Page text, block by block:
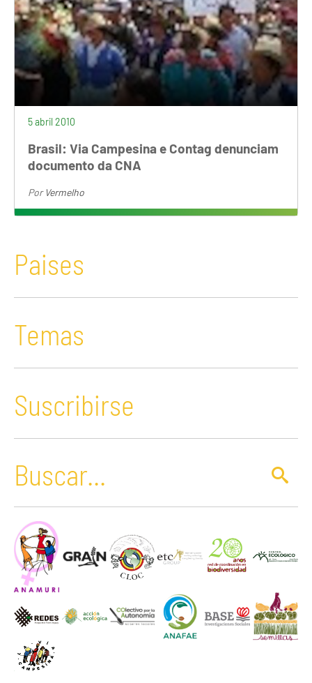
5 abril 2010
Brasil: Via Campesina e Contag denunciam
documento da CNA
Por Vermelho
Paises
Temas
Suscribirse